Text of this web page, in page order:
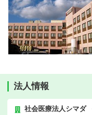
法人情報
社会医療法人シマダ